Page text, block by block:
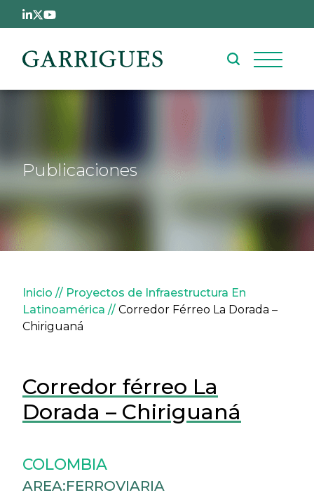
Pasar al contenido principal
Publicaciones
Sobrescribir enlaces de
Inicio
Proyectos de Infraestructura En
Latinoamérica
Corredor Férreo La Dorada –
Chiriguaná
Corredor férreo La
Dorada – Chiriguaná
COLOMBIA
AREA:FERROVIARIA